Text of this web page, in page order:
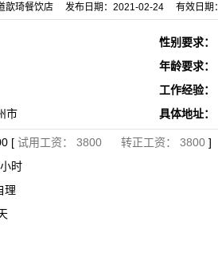
歆琦餐饮店 发布日期：2021-02-24 有效日期
性别要求：
年龄要求：
工作经验：
市 具体地址：
[ 试用工资： 3800 转正工资： 3800 ]
时
理